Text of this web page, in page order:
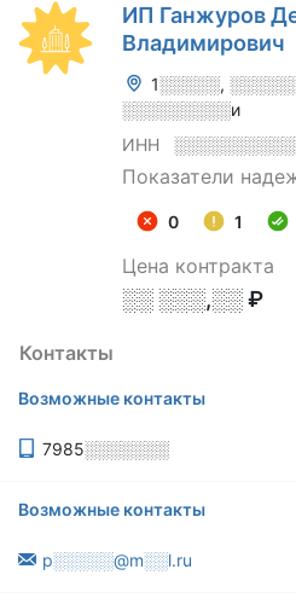
ИП Ганжуров
Владимирович
1░░░░░,
░░░░░░░░░и
ИНН
Показатели
0 1
Цена контракта
░░ ░░░,░░ ₽
Контакты
Возможные контакты
7985░░░░░░░
Возможные контакты
p░░░░░@m░░l.ru